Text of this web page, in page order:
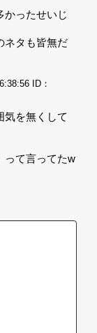
かったせいじ
ネタも皆無だ
ID：
気を無くして
って言ってたw